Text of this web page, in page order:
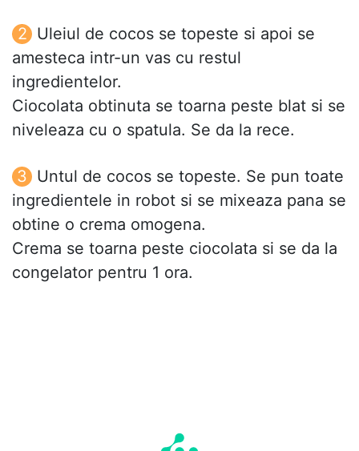
Uleiul de cocos se topeste si apoi se
amesteca intr-un vas cu restul
ingredientelor.
Ciocolata obtinuta se toarna peste blat si se
niveleaza cu o spatula. Se da la rece.
Untul de cocos se topeste. Se pun toate
ingredientele in robot si se mixeaza pana se
obtine o crema omogena.
Crema se toarna peste ciocolata si se da la
congelator pentru 1 ora.